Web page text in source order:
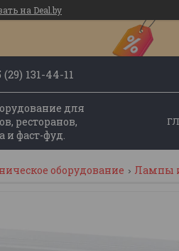
на Deal.by
(29) 131-44-11
для
ресторанов,
и фаст-фуд.
оборудование Лампы